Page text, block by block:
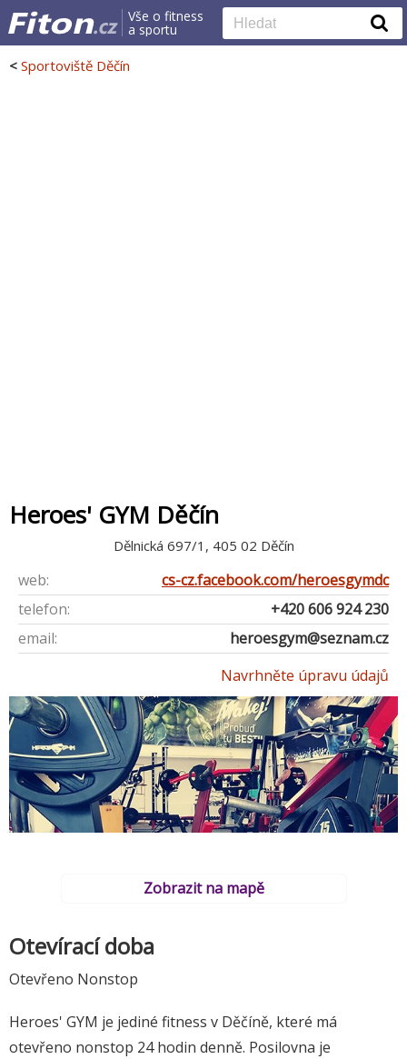
Vše o fitness
a sportu
< Sportoviště Děčín
Heroes' GYM Děčín
Dělnická 697/1, 405 02 Děčín
web:
cs-cz.facebook.com/heroesgymdc
telefon:
+420 606 924 230
email:
heroesgym@seznam.cz
Navrhněte úpravu údajů
Zobrazit na mapě
Otevírací doba
Otevřeno Nonstop
Heroes' GYM je jediné fitness v Děčíně, které má
otevřeno nonstop 24 hodin denně. Posilovna je